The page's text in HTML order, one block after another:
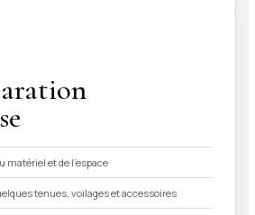
matériel et de l’espace
tenues, voilages et accessoires